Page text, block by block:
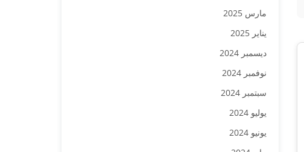
مارس 2025
يناير 2025
ديسمبر 2024
نوفمبر 2024
سبتمبر 2024
يوليو 2024
يونيو 2024